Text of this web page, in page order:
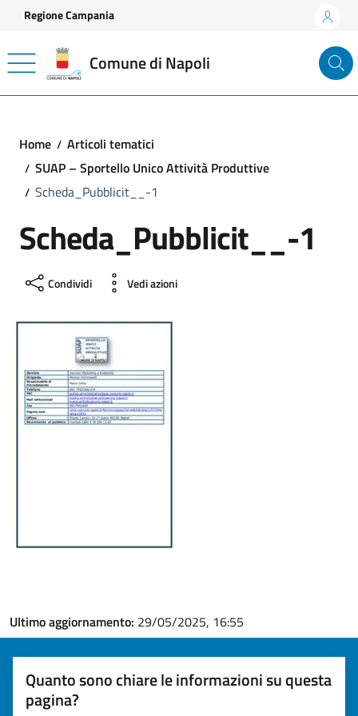
Vai ai contenuti
Vai al footer
Regione Campania
Comune di Napoli
Home
Articoli tematici
SUAP – Sportello Unico Attività Produttive
Scheda_Pubblicit__-1
Scheda_Pubblicit__-1
Condividi Vedi azioni
Ultimo aggiornamento: 29/05/2025, 16:55
Quanto sono chiare le informazioni su questa
pagina?